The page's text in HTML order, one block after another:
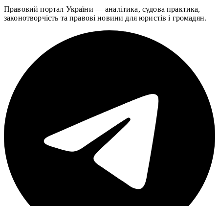
Правовий портал України — аналітика, судова практика,
законотворчість та правові новини для юристів і громадян.